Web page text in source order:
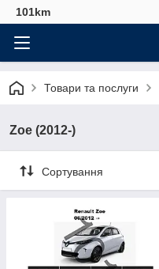
101km
Товари та послуги
Zoe (2012-)
Сортування